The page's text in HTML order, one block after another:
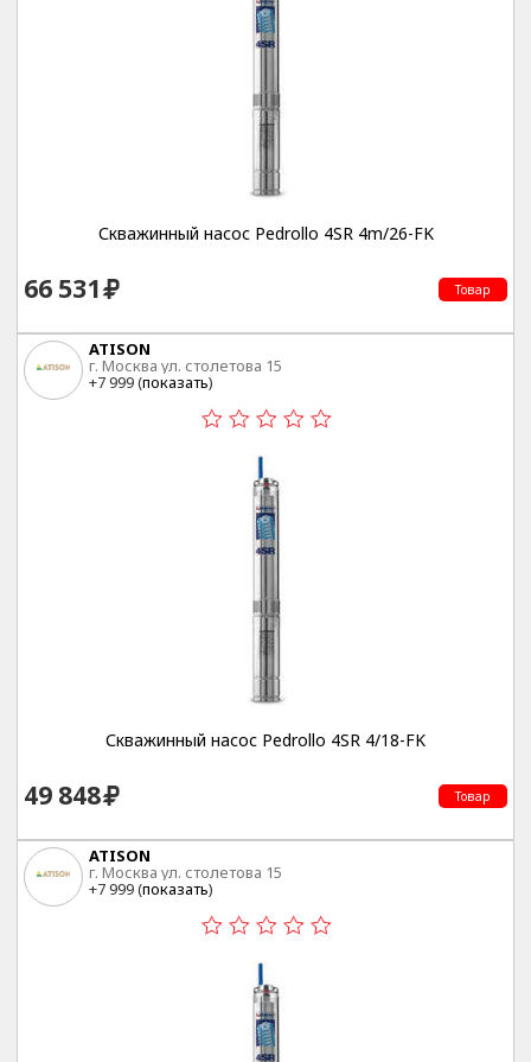
Скважинный насос Pedrollo 4SR 4m/26-FK
66 531 Товар
ATISON
г. Москва ул. столетова 15
+7 999 (показать)
Скважинный насос Pedrollo 4SR 4/18-FK
49 848 Товар
ATISON
г. Москва ул. столетова 15
+7 999 (показать)